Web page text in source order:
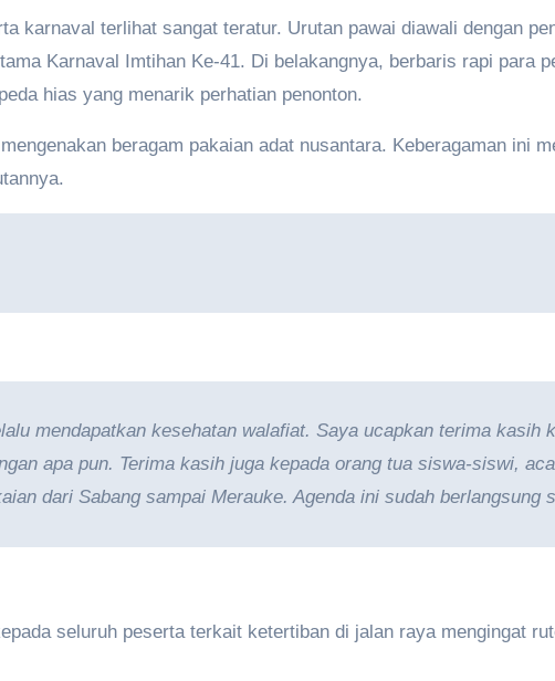
karnaval terlihat sangat teratur. Urutan pawai diawali dengan
Karnaval Imtihan Ke-41. Di belakangnya, berbaris rapi para
hias yang menarik perhatian penonton.
beragam pakaian adat nusantara. Keberagaman ini
mendapatkan kesehatan walafiat. Saya ucapkan terima kasih
apa pun. Terima kasih juga kepada orang tua siswa-siswi,
dari Sabang sampai Merauke. Agenda ini sudah berlangsung
seluruh peserta terkait ketertiban di jalan raya mengingat